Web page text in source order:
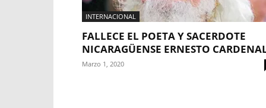
INTERNACIONAL
FALLECE EL POETA Y SACERDOTE
NICARAGÜENSE ERNESTO
Marzo 1, 2020